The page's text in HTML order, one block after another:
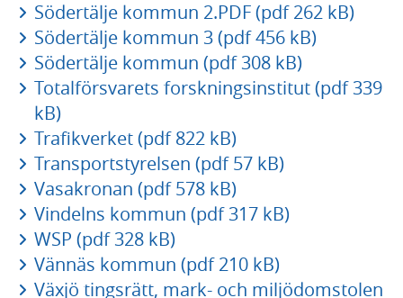
Södertälje kommun 2.PDF (pdf 262 kB)
Södertälje kommun 3 (pdf 456 kB)
Södertälje kommun (pdf 308 kB)
Totalförsvarets forskningsinstitut (pdf 339
kB)
Trafikverket (pdf 822 kB)
Transportstyrelsen (pdf 57 kB)
Vasakronan (pdf 578 kB)
Vindelns kommun (pdf 317 kB)
WSP (pdf 328 kB)
Vännäs kommun (pdf 210 kB)
Växjö tingsrätt, mark- och miljödomstolen